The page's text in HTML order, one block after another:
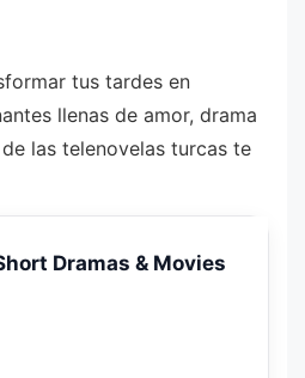
tus tardes en
llenas de amor, drama
las telenovelas turcas te
Dramas & Movies